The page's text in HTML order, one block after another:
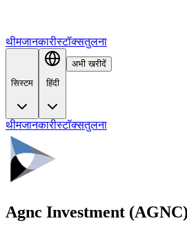
थीमजानकारीस्टॉक्सतुलना
सिस्टम हिंदी
अभी खरीदें
थीमजानकारीस्टॉक्सतुलना
Agnc Investment